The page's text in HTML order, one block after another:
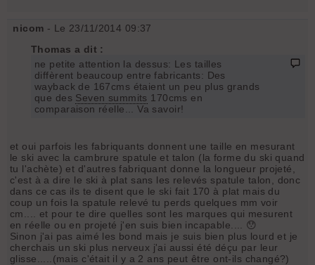
nicom - Le 23/11/2014 09:37
Thomas a dit :
ne petite attention la dessus: Les tailles
diffèrent beaucoup entre fabricants: Des
wayback de 167cms étaient un peu plus grands
que des Seven summits 170cms en
comparaison réelle... Va savoir!
et oui parfois les fabriquants donnent une taille en mesurant
le ski avec la cambrure spatule et talon (la forme du ski quand
tu l'achète) et d'autres fabriquant donne la longueur projeté,
c'est à a dire le ski à plat sans les relevés spatule talon, donc
dans ce cas ils te disent que le ski fait 170 à plat mais du
coup un fois la spatule relevé tu perds quelques mm voir
cm.... et pour te dire quelles sont les marques qui mesurent
en réelle ou en projeté j'en suis bien incapable.... 😯
Sinon j'ai pas aimé les bond mais je suis bien plus lourd et je
cherchais un ski plus nerveux j'ai aussi été déçu par leur
glisse.....(mais c'était il y a 2 ans peut être ont-ils changé?)